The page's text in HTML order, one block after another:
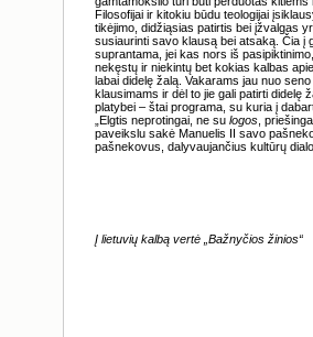
Filosofijai ir kitokiu būdu teologijai
tikėjimo, didžiąsias patirtis bei įžvalgas
susiaurinti savo klausą bei atsaką. Čia į
suprantama, jei kas nors iš
nekęstų ir niekintų bet kokias kalbas
labai didelę žalą. Vakarams jau nuo
klausimams ir dėl to jie gali patirti didelę
platybei – štai programa, su kuria į
„Elgtis neprotingai, ne su logos ,
paveikslu sakė Manuelis II savo
pašnekovus, dalyvaujančius kultūrų
Į lietuvių kalbą vertė „Bažnyčios žinios“